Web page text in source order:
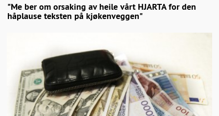
"Me ber om orsaking av heile vårt HJARTA for den
håplause teksten på kjøkenveggen"